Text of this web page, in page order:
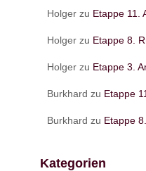
Holger zu Etappe 11.
Holger zu Etappe 8.
Holger zu Etappe 3.
Burkhard zu Etappe
Burkhard zu Etappe
Kategorien